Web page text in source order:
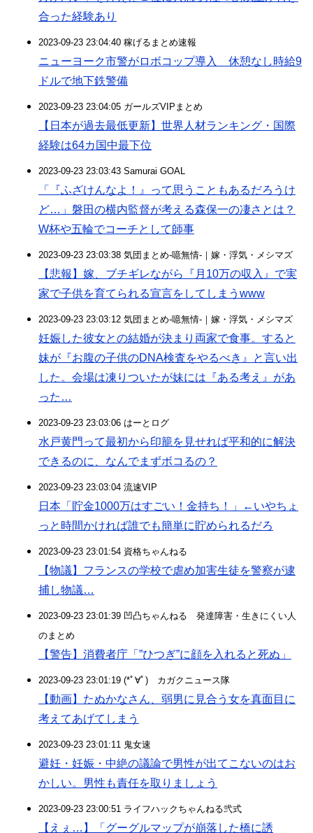
合った経験あり
2023-09-23 23:04:40 稼げるまとめ速報
ニューヨーク市警がロボコップ導入 休憩なし時給9
ドルで地下鉄警備
2023-09-23 23:04:05 ガールズVIPまとめ
【日本が過去最低更新】世界人材ランキング・国際
経験は64カ国中最下位
2023-09-23 23:03:43 Samurai GOAL
「『ふざけんなよ！』って思うこともあるだろうけ
ど…」磐田の横内監督が考える森保一の凄さとは？
W杯や五輪でコーチとして師事
2023-09-23 23:03:38 気団まとめ-噫無情-｜嫁・浮気・メシマズ
【悲報】嫁、ブチギレながら『月10万の収入』で実
家で子供を育てられる宣言をしてしまうwww
2023-09-23 23:03:12 気団まとめ-噫無情-｜嫁・浮気・メシマズ
妊娠した彼女との結婚が決まり両家で食事。すると
妹が『お腹の子供のDNA検査をやるべき』と言い出
した。会場は凍りついたが妹には『ある考え』があ
った…
2023-09-23 23:03:06 はーとログ
水戸黄門って最初から印籠を見せれば平和的に解決
できるのに、なんでまずボコるの？
2023-09-23 23:03:04 流速VIP
日本「貯金1000万はすごい！金持ち！」←いやちょ
っと時間かければ誰でも簡単に貯められるだろ
2023-09-23 23:01:54 資格ちゃんねる
【物議】フランスの学校で虐め加害生徒を警察が逮
捕し物議…
2023-09-23 23:01:39 凹凸ちゃんねる 発達障害・生きにくい人
のまとめ
【警告】消費者庁「”ひつぎ”に顔を入れると死ぬ」
2023-09-23 23:01:19 (*ﾟ∀ﾟ)ゞカガクニュース隊
【動画】たぬかなさん、弱男に見合う女を真面目に
考えてあげてしまう
2023-09-23 23:01:11 鬼女速
避妊・妊娠・中絶の議論で男性が出てこないのはお
かしい。男性も責任を取りましょう
2023-09-23 23:00:51 ライフハックちゃんねる弐式
【えぇ…】「グーグルマップが崩落した橋に誘